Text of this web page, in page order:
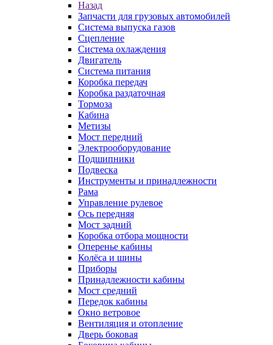
Назад
Запчасти для грузовых автомобилей
Система выпуска газов
Сцепление
Система охлаждения
Двигатель
Система питания
Коробка передач
Коробка раздаточная
Тормоза
Кабина
Метизы
Мост передний
Электрооборудование
Подшипники
Подвеска
Инструменты и принадлежности
Рама
Управление рулевое
Ось передняя
Мост задний
Коробка отбора мощности
Оперенье кабины
Колёса и шины
Приборы
Принадлежности кабины
Мост средний
Передок кабины
Окно ветровое
Вентиляция и отопление
Дверь боковая